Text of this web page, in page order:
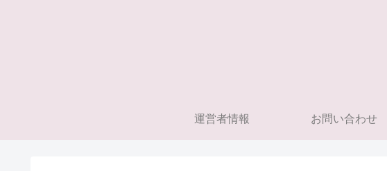
運営者情報 お問い合わせ